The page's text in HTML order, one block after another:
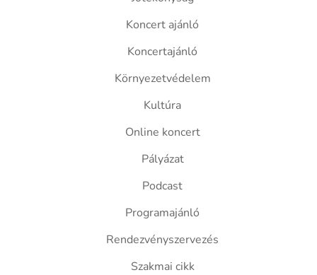
Koncert ajánló
Koncertajánló
Környezetvédelem
Kultúra
Online koncert
Pályázat
Podcast
Programajánló
Rendezvényszervezés
Szakmai cikk